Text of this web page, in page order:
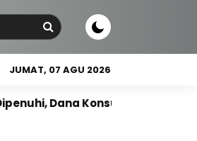
JUMAT, 07 AGU 2026
Bintaro Plaza